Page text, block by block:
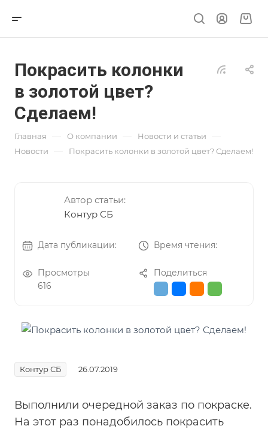
Покрасить колонки
в золотой цвет?
Сделаем!
Главная — О компании — Новости и статьи —
Новости — Покрасить колонки в золотой цвет? Сделаем!
Автор статьи:
Контур СБ
Дата публикации: Время чтения:
Просмотры
616
Поделиться
Контур СБ 26.07.2019
Выполнили очередной заказ по покраске.
На этот раз понадобилось покрасить